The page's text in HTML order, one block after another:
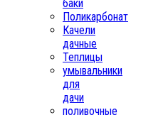
баки
Поликарбонат
Качели
дачные
Теплицы
умывальники
для
дачи
поливочные